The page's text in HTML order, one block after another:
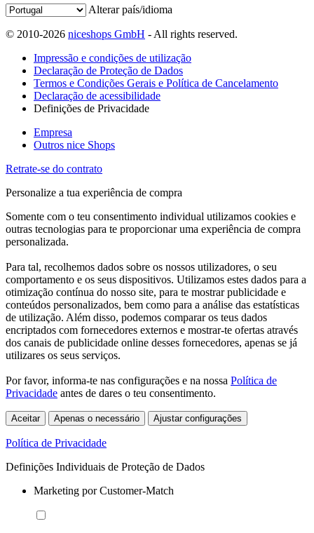
Alterar país/idioma
© 2010-2026 niceshops GmbH - All rights reserved.
Impressão e condições de utilização
Declaração de Proteção de Dados
Termos e Condições Gerais e Política de Cancelamento
Declaração de acessibilidade
Definições de Privacidade
Empresa
Outros nice Shops
Retrate-se do contrato
Personalize a tua experiência de compra
Somente com o teu consentimento individual utilizamos cookies e
outras tecnologias para te proporcionar uma experiência de compra
personalizada.
Para tal, recolhemos dados sobre os nossos utilizadores, o seu
comportamento e os seus dispositivos. Utilizamos estes dados para a
otimização contínua do nosso site, para te mostrar publicidade e
conteúdos personalizados, bem como para a análise das estatísticas
de utilização. Além disso, podemos comparar os teus dados
encriptados com fornecedores externos e mostrar-te ofertas através
dos canais de publicidade online desses fornecedores, apenas se já
utilizares os seus serviços.
Por favor, informa-te nas configurações e na nossa Política de
Privacidade antes de dares o teu consentimento.
Aceitar Apenas o necessário Ajustar configurações
Política de Privacidade
Definições Individuais de Proteção de Dados
Marketing por Customer-Match